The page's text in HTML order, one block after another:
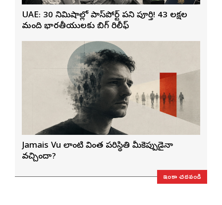
UAE: 30 నిమిషాల్లో పాస్‌పోర్ట్ పని పూర్తి! 43 లక్షల
మంది భారతీయులకు బిగ్ రిలీఫ్
Jamais Vu లాంటి వింత పరిస్థితి మీకెప్పుడైనా
వచ్చిందా?
ఇంకా చదవండి